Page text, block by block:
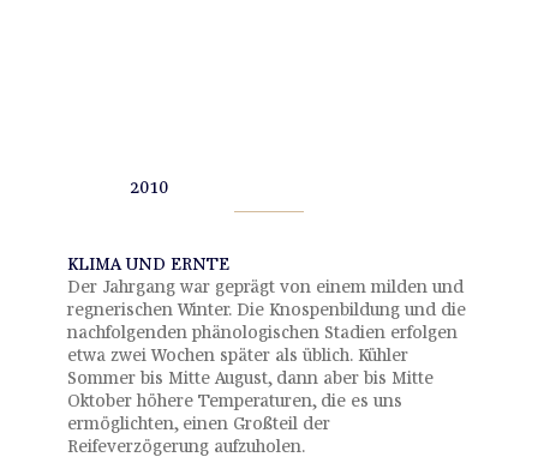
2010
KLIMA UND ERNTE
Der Jahrgang war geprägt von einem milden und
regnerischen Winter. Die Knospenbildung und die
nachfolgenden phänologischen Stadien erfolgen
etwa zwei Wochen später als üblich. Kühler
Sommer bis Mitte August, dann aber bis Mitte
Oktober höhere Temperaturen, die es uns
ermöglichten, einen Großteil der
Reifeverzögerung aufzuholen.